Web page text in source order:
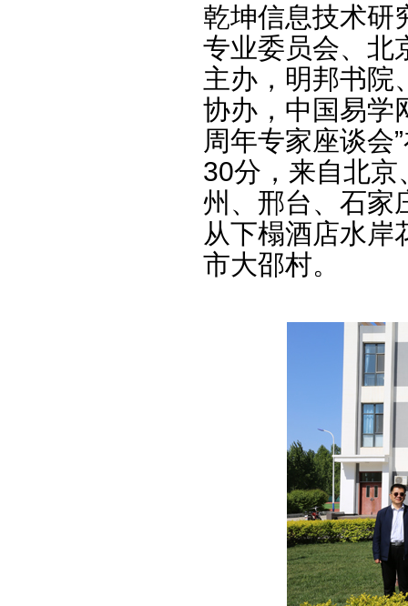
乾坤信息技术研
专业委员会、北
主办，明邦书院
协办，中国易学
周年专家座谈会
30分，来自北
州、邢台、石家
从下榻酒店水
市大邵村。